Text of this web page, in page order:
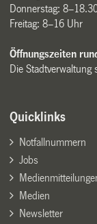
Donnerstag:
Freitag: 8–16 Uhr
Öffnungszeiten
Die
Quicklinks
Notfallnummern
Jobs
Medien
Newsletter